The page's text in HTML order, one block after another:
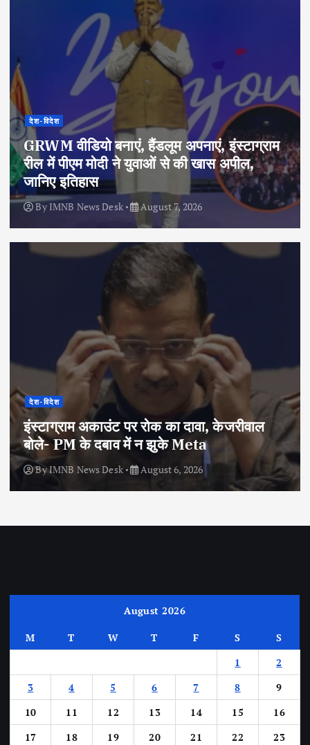
देश-विदेश
GRWM वीडियो बनाएं, हैंडलूम अपनाएं, इंस्टाग्राम
रील में पीएम मोदी ने युवाओं से की खास अपील,
जानिए इतिहास
By IMNB News Desk August 7, 2026
देश-विदेश
इंस्टाग्राम अकाउंट पर रोक का दावा, केजरीवाल
बोले- PM के दबाव में न झुके Meta
ByIMNB News Desk August 6, 2026
August 2026
M T W T F S
S
1
2
3
4 5 6 7 8
9
10
11 12 13 14 15
16
17
18 19 20 21 22
23